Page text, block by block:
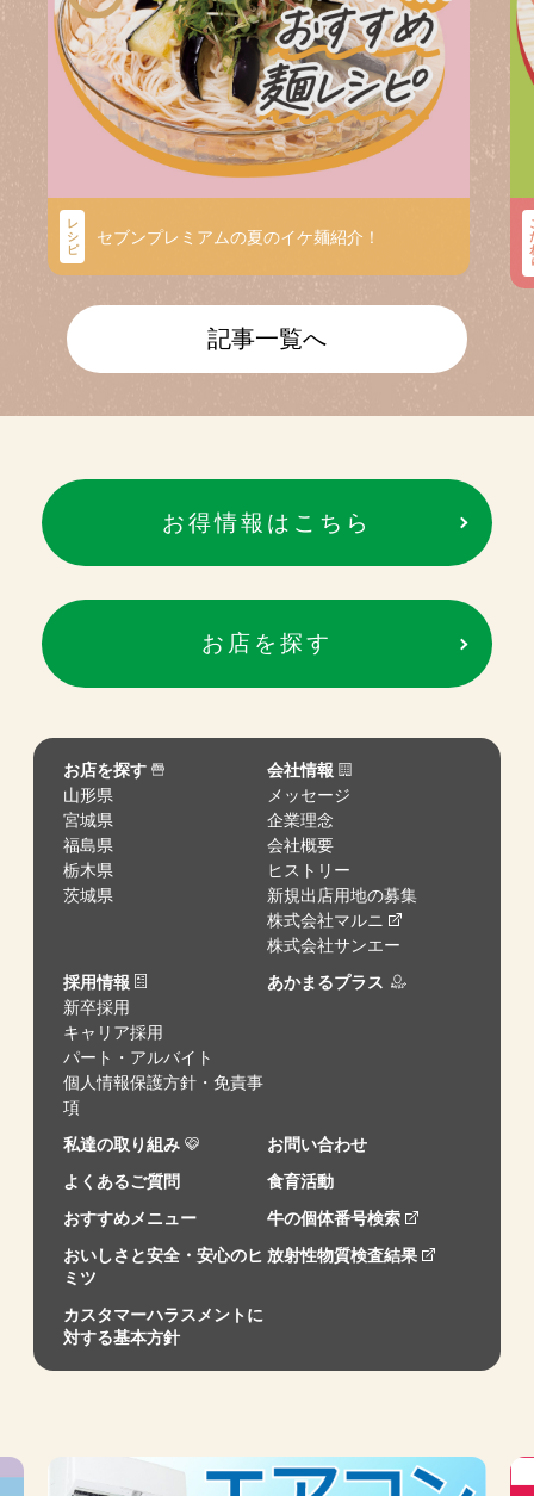
レ
シ
ピ
セブンプレミアムの夏のイケ麺紹介！
記事一覧へ
お得情報はこちら
お店を探す
お店を探す
山形県
宮城県
福島県
栃木県
茨城県
会社情報
メッセージ
企業理念
会社概要
ヒストリー
新規出店用地の募集
株式会社マルニ
株式会社サンエー
採用情報
新卒採用
キャリア採用
パート・アルバイト
個人情報保護方針・免責事
項
あかまるプラス
私達の取り組み
お問い合わせ
よくあるご質問
食育活動
おすすめメニュー
牛の個体番号検索
おいしさと安全・安心のヒ
ミツ
放射性物質検査結果
カスタマーハラスメントに
対する基本方針